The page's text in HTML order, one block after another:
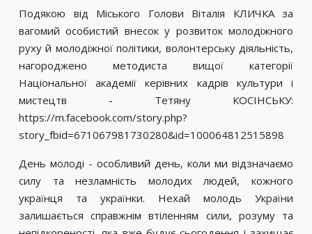
Подякою від Міського Голови Віталія КЛИЧКА за
вагомий особистий внесок у розвиток молодіжного
руху й молодіжної політики, волонтерську діяльність,
нагороджено методиста вищої категорії
Національної академії керівних кадрів культури і
мистецтв - Тетяну КОСІНСЬКУ:
https://m.facebook.com/story.php?
story_fbid=671067981730280&id=100064812515898
День молоді - особливий день, коли ми відзначаємо
силу та незламність молодих людей, кожного
українця та українки. Нехай молодь України
залишається справжнім втіленням сили, розуму та